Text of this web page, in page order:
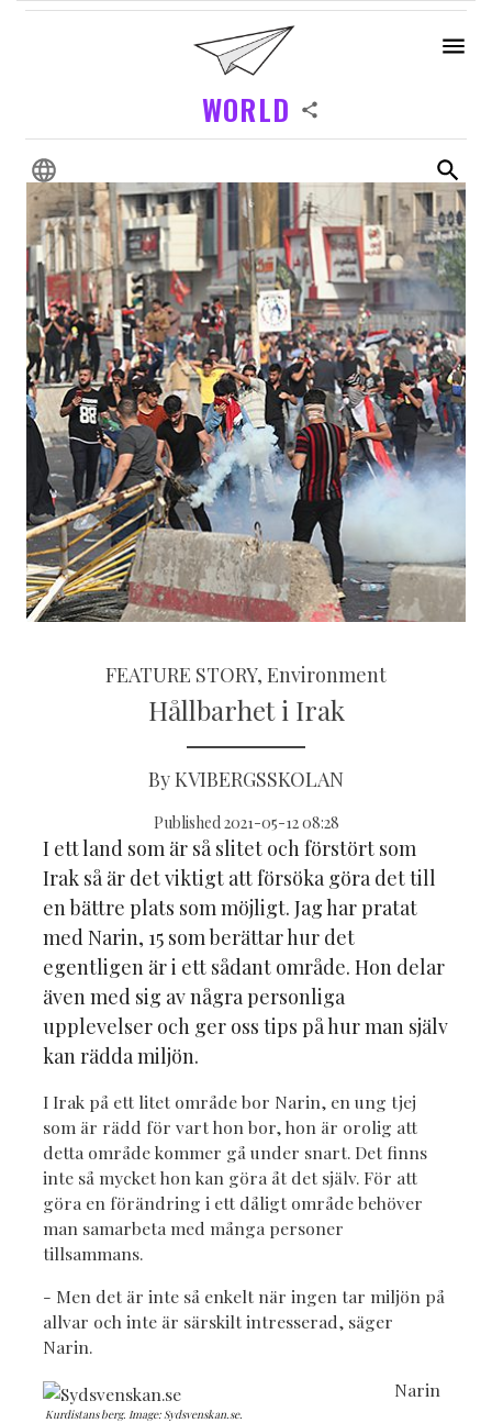
WORLD
FEATURE STORY, Environment
Hållbarhet i Irak
By KVIBERGSSKOLAN
Published 2021-05-12 08:28
I ett land som är så slitet och förstört som
Irak så är det viktigt att försöka göra det till
en bättre plats som möjligt. Jag har pratat
med Narin, 15 som berättar hur det
egentligen är i ett sådant område. Hon delar
även med sig av några personliga
upplevelser och ger oss tips på hur man själv
kan rädda miljön.
I Irak på ett litet område bor Narin, en ung tjej
som är rädd för vart hon bor, hon är orolig att
detta område kommer gå under snart. Det finns
inte så mycket hon kan göra åt det själv. För att
göra en förändring i ett dåligt område behöver
man samarbeta med många personer
tillsammans.
- Men det är inte så enkelt när ingen tar miljön på
allvar och inte är särskilt intresserad, säger
Narin.
Kurdistans berg. Image: Sydsvenskan.se.
Narin